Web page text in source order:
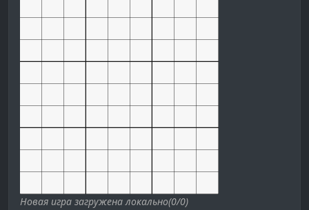
Новая игра загружена локально(0/0)